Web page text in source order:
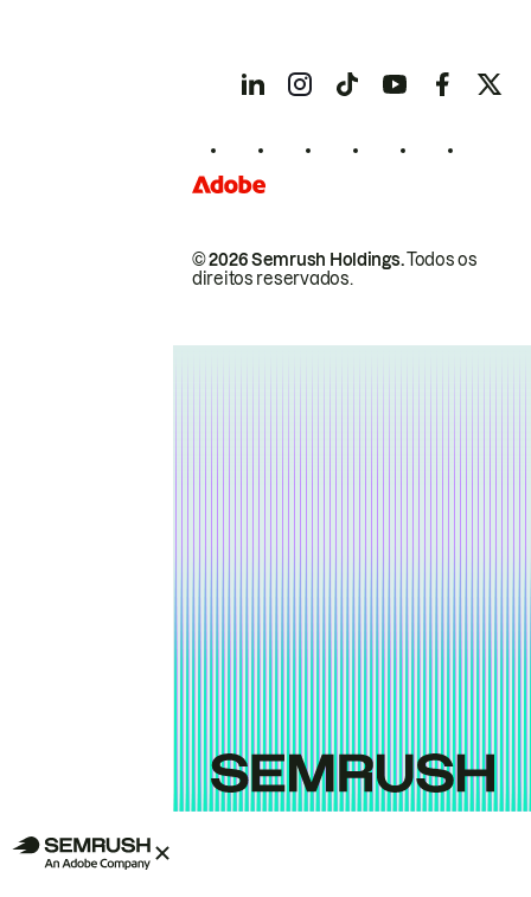
© 2026 Semrush Holdings.Todos os
direitos reservados.